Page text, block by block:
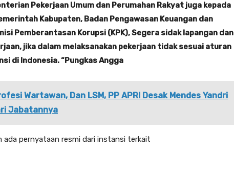
Pekerjaan Umum dan Perumahan Rakyat juga kepada
Kabupaten, Badan Pengawasan Keuangan dan
Pemberantasan Korupsi (KPK), Segera sidak lapangan dan
jika dalam melaksanakan pekerjaan tidak sesuai aturan
di Indonesia. “Pungkas Angga
Wartawan, Dan LSM, PP APRI Desak Mendes Yandri
Jabatannya
ada pernyataan resmi dari instansi terkait